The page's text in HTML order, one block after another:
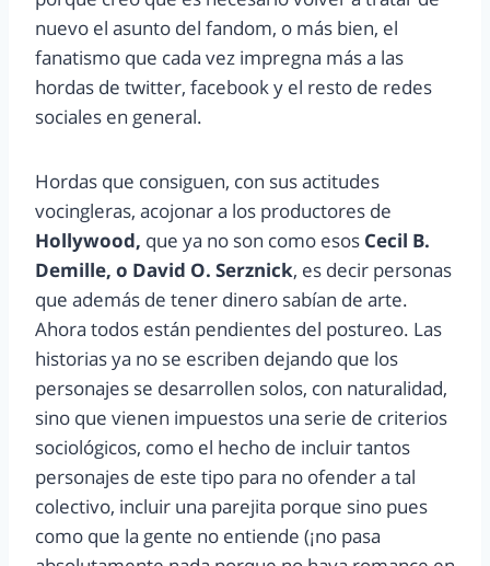
nuevo el asunto del fandom, o más bien, el
fanatismo que cada vez impregna más a las
hordas de twitter, facebook y el resto de redes
sociales en general.
Hordas que consiguen, con sus actitudes
vocingleras, acojonar a los productores de
Hollywood, que ya no son como esos Cecil B.
Demille, o David O. Serznick, es decir personas
que además de tener dinero sabían de arte.
Ahora todos están pendientes del postureo. Las
historias ya no se escriben dejando que los
personajes se desarrollen solos, con naturalidad,
sino que vienen impuestos una serie de criterios
sociológicos, como el hecho de incluir tantos
personajes de este tipo para no ofender a tal
colectivo, incluir una parejita porque sino pues
como que la gente no entiende (¡no pasa